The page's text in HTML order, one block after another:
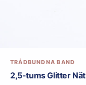
TRÅDBUNDNA BAND
2,5-tums Glitter